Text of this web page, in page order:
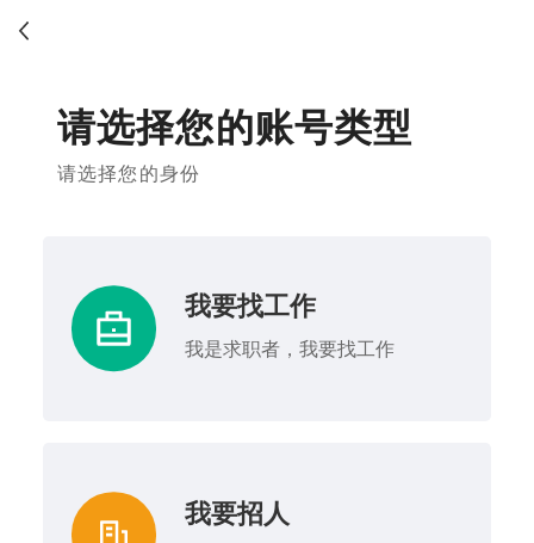
请选择您的账号类型
请选择您的身份
我要找工作
我是求职者，我要找工作
我要招人